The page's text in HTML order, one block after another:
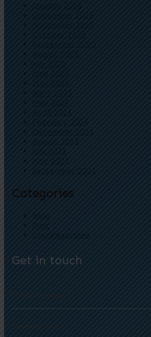
January 2026
December 2025
November 2025
October 2025
September 2025
August 2025
July 2025
June 2025
May 2025
April 2025
May 2024
April 2024
February 2024
December 2023
August 2023
July 2023
May 2023
September 2021
Categories
Blog
Post
Uncategorized
Get in touch